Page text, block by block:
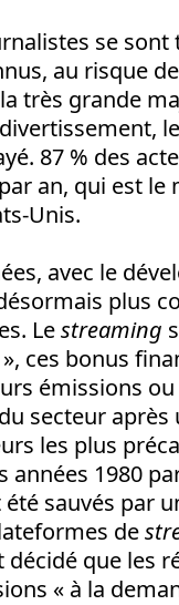
se
au risque
très grande
87 % des
an, qui est
Unis.
avec le
plus
Lestreaming
ces bonus
émissions
secteur après
les plus
années 1980
sauvés par
de
que les
« à la